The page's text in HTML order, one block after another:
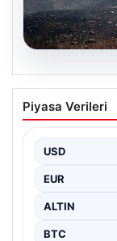
Piyasa Verileri
USD
EUR
ALTIN
BTC